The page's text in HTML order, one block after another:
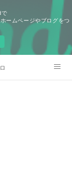
ームページやブログをつ
グ